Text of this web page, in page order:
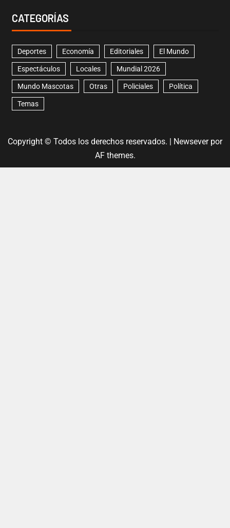
CATEGORÍAS
Deportes Economía Editoriales El Mundo
Espectáculos Locales Mundial 2026
Mundo Mascotas Otras Policiales Política
Temas
Copyright © Todos los derechos reservados. Newseverpor
AF themes.